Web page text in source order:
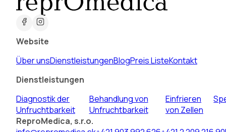
Website
Über unsDienstleistungenBlogPreis ListeKontakt
Dienstleistungen
Diagnostik der
Unfruchtbarkeit
Behandlung von
Unfruchtbarkeit
Einfrieren
von Zellen
ReproMedica, s.r.o.